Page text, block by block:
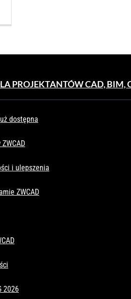
PROJEKTANTÓW CAD, BIM,
dostępna
i ulepszenia
ZWCAD
2026